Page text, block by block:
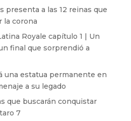
presenta a las 12 reinas que
la corona
Royale capítulo 1 | Un
final que sorprendió a
una estatua permanente en
a su legado
que buscarán conquistar
7